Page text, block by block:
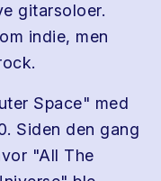
gitarsoloer.
indie, men
Space" med
Siden den gang
"All The